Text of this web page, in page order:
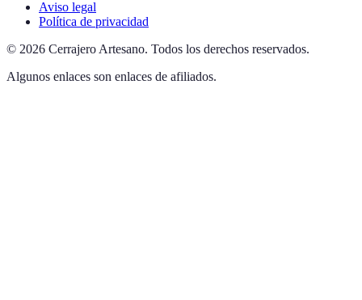
Aviso legal
Política de privacidad
© 2026 Cerrajero Artesano. Todos los derechos reservados.
Algunos enlaces son enlaces de afiliados.